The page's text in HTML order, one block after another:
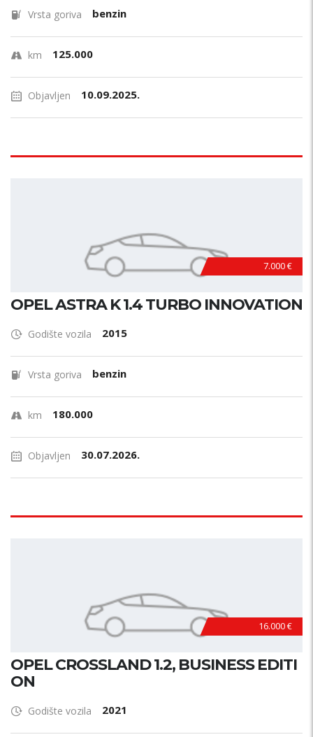
Vrsta goriva benzin
km 125.000
Objavljen 10.09.2025.
7.000 €
OPEL ASTRA K 1.4 TURBO INNOVATION
Godište vozila 2015
Vrsta goriva benzin
km 180.000
Objavljen 30.07.2026.
16.000 €
OPEL CROSSLAND 1.2, BUSINESS EDITI
ON
Godište vozila 2021